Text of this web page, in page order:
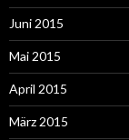
Juni 2015
Mai 2015
April 2015
März 2015